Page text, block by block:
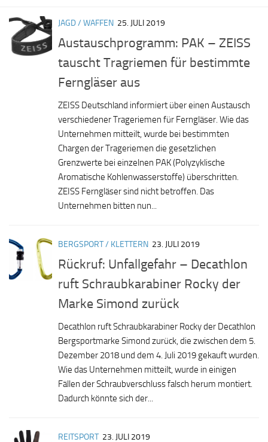
JAGD / WAFFEN 25. JULI 2019
Austauschprogramm: PAK – ZEISS
tauscht Tragriemen für bestimmte
Ferngläser aus
ZEISS Deutschland informiert über einen Austausch
verschiedener Trageriemen für Ferngläser. Wie das
Unternehmen mitteilt, wurde bei bestimmten
Chargen der Trageriemen die gesetzlichen
Grenzwerte bei einzelnen PAK (Polyzyklische
Aromatische Kohlenwasserstoffe) überschritten.
ZEISS Ferngläser sind nicht betroffen. Das
Unternehmen bitten nun...
BERGSPORT / KLETTERN 23. JULI 2019
Rückruf: Unfallgefahr – Decathlon
ruft Schraubkarabiner Rocky der
Marke Simond zurück
Decathlon ruft Schraubkarabiner Rocky der Decathlon
Bergsportmarke Simond zurück, die zwischen dem 5.
Dezember 2018 und dem 4. Juli 2019 gekauft wurden.
Wie das Unternehmen mitteilt, wurde in einigen
Fällen der Schraubverschluss falsch herum montiert.
Dadurch könnte sich der...
REITSPORT 23. JULI 2019